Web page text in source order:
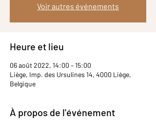
Voir autres événements
Heure et lieu
06 août 2022, 14:00 – 15:00
Liège, Imp. des Ursulines 14, 4000 Liège,
Belgique
À propos de l'événement